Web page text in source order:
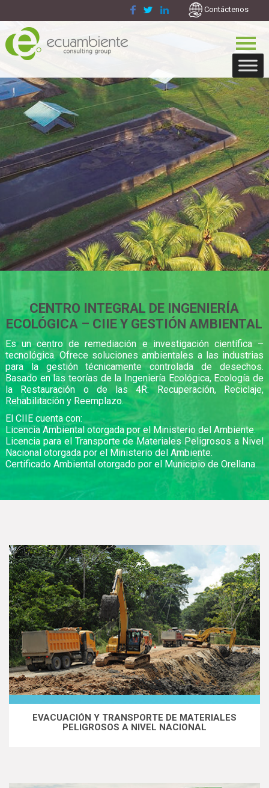
Contáctenos
CENTRO INTEGRAL DE INGENIERÍA
ECOLÓGICA – CIIE Y GESTIÓN AMBIENTAL
Es un centro de remediación e investigación científica –
tecnológica. Ofrece soluciones ambientales a las industrias
para la gestión técnicamente controlada de desechos.
Basado en las teorías de la Ingeniería Ecológica, Ecología de
la Restauración o de las 4R: Recuperación, Reciclaje,
Rehabilitación y Reemplazo.
El CIIE cuenta con:
Licencia Ambiental otorgada por el Ministerio del Ambiente.
Licencia para el Transporte de Materiales Peligrosos a Nivel
Nacional otorgada por el Ministerio del Ambiente.
Certificado Ambiental otorgado por el Municipio de Orellana.
EVACUACIÓN Y TRANSPORTE DE MATERIALES
PELIGROSOS A NIVEL NACIONAL